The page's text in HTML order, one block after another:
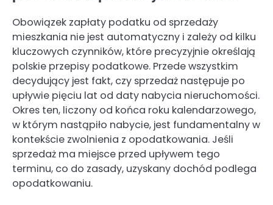
Obowiązek zapłaty podatku od sprzedaży
mieszkania nie jest automatyczny i zależy od kilku
kluczowych czynników, które precyzyjnie określają
polskie przepisy podatkowe. Przede wszystkim
decydujący jest fakt, czy sprzedaż następuje po
upływie pięciu lat od daty nabycia nieruchomości.
Okres ten, liczony od końca roku kalendarzowego,
w którym nastąpiło nabycie, jest fundamentalny w
kontekście zwolnienia z opodatkowania. Jeśli
sprzedaż ma miejsce przed upływem tego
terminu, co do zasady, uzyskany dochód podlega
opodatkowaniu.